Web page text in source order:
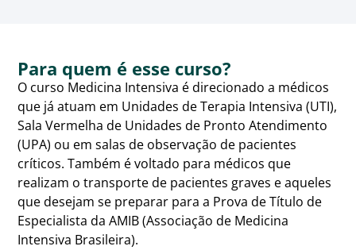
Para quem é esse curso?
O curso Medicina Intensiva é direcionado a médicos
que já atuam em Unidades de Terapia Intensiva (UTI),
Sala Vermelha de Unidades de Pronto Atendimento
(UPA) ou em salas de observação de pacientes
críticos. Também é voltado para médicos que
realizam o transporte de pacientes graves e aqueles
que desejam se preparar para a Prova de Título de
Especialista da AMIB (Associação de Medicina
Intensiva Brasileira).